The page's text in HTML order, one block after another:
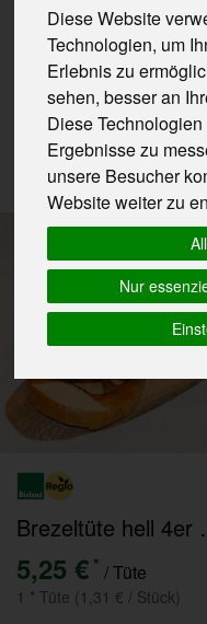
Diese Website
Technologien, um
Erlebnis zu
sehen, besser an
Diese
Ergebnisse zu
unsere Besucher
Website weiter zu
Nur
Ernährung
5,25 € * / Tüte
1 * Tüte (1,31 € / Stück)